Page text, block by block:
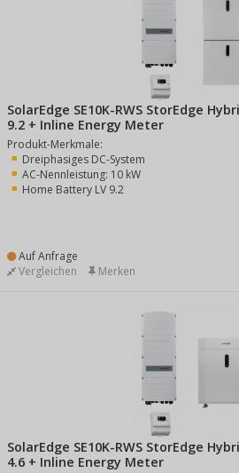
SolarEdge SE10K-RWS StorEdge
9.2 + Inline Energy Meter
Produkt-Merkmale:
Dreiphasiges DC-System
AC-Nennleistung: 10 kW
Home Battery LV 9.2
Auf Anfrage
Vergleichen Merken
SolarEdge SE10K-RWS StorEdge
4.6 + Inline Energy Meter